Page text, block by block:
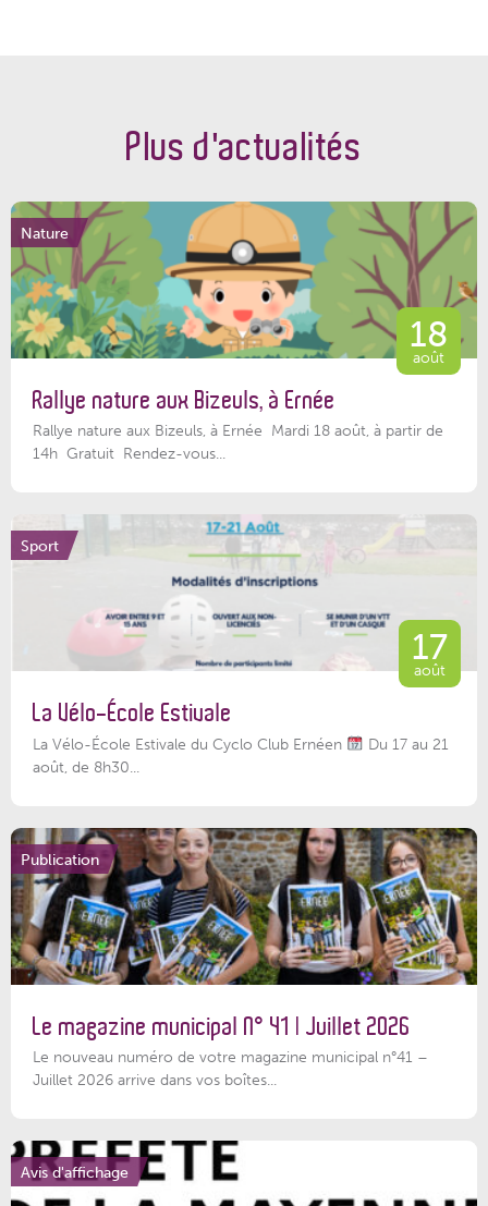
Plus d'actualités
Nature
18
août
Rallye nature aux Bizeuls, à Ernée
Rallye nature aux Bizeuls, à Ernée Mardi 18 août, à partir de
14h Gratuit Rendez-vous...
Sport
17
août
La Vélo-École Estivale
La Vélo-École Estivale du Cyclo Club Ernéen
Du 17 au 21
août, de 8h30...
Publication
Le magazine municipal N° 41 | Juillet 2026
Le nouveau numéro de votre magazine municipal n°41 –
Juillet 2026 arrive dans vos boîtes...
Avis d'affichage